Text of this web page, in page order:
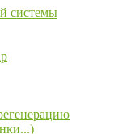
системы